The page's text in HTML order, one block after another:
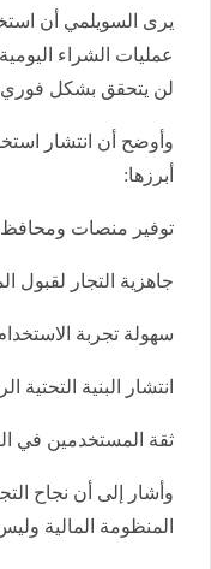
يرى السويلمي أن
عمليات الشراء
لن يتحقق بشكل فوري
وأوضح أن انتشار
أبرزها:
توفير منصات
جاهزية التجار لقبول
سهولة تجربة
انتشار البنية التحتية
ثقة المستخدمين في
وأشار إلى أن نجاح
المنظومة المالية